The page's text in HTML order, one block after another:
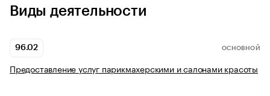
Виды деятельности
96.02 ОСНОВНОЙ
Предоставление услуг парикмахерскими и салонами красоты